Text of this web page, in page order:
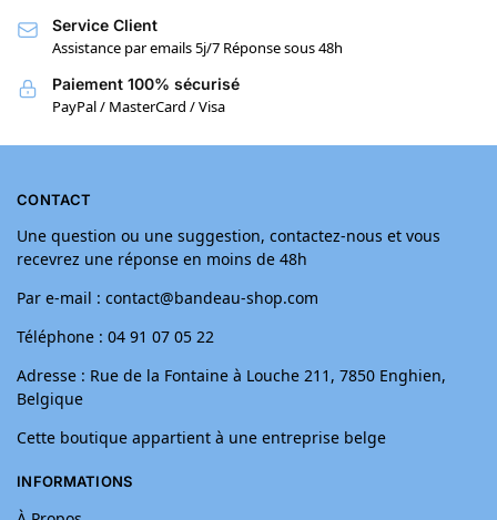
Service Client
Assistance par emails 5j/7 Réponse sous 48h
Paiement 100% sécurisé
PayPal / MasterCard / Visa
CONTACT
Une question ou une suggestion, contactez-nous et vous
recevrez une réponse en moins de 48h
Par e-mail : contact@bandeau-shop.com
Téléphone : 04 91 07 05 22
Adresse : Rue de la Fontaine à Louche 211, 7850 Enghien,
Belgique
Cette boutique appartient à une entreprise belge
INFORMATIONS